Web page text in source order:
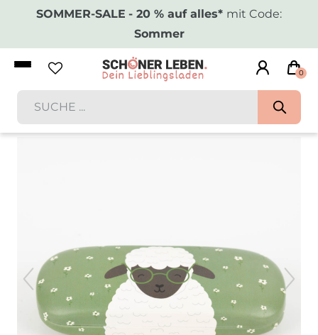
SOMMER-SALE - 20 % auf alles* mit Code:
Sommer
0